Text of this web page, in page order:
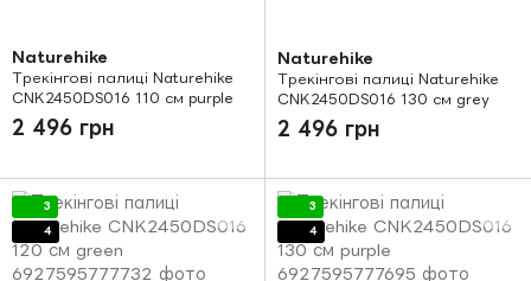
Naturehike
Трекінгові палиці Naturehike
CNK2450DS016 110 см purple
2 496 грн
Naturehike
Трекінгові палиці Naturehike
CNK2450DS016 130 см grey
2 496 грн
3
4
3
4